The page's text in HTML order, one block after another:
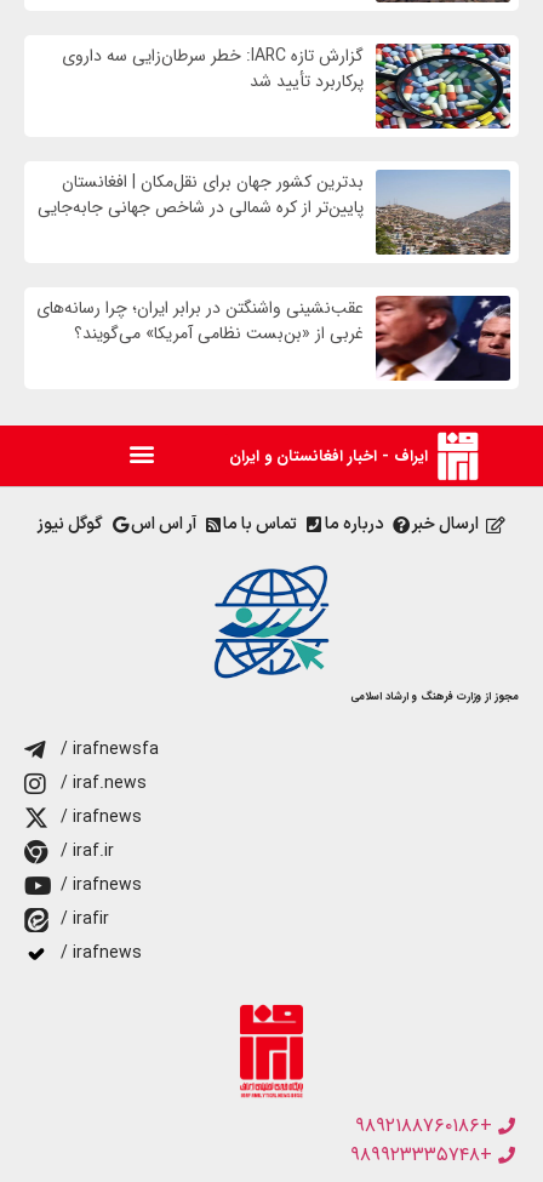
گزارش تازه IARC: خطر سرطان‌زایی سه داروی
پرکاربرد تأیید شد
بدترین کشور جهان برای نقل‌مکان | افغانستان
پایین‌تر از کره شمالی در شاخص جهانی جابه‌جایی
عقب‌نشینی واشنگتن در برابر ایران؛ چرا رسانه‌های
غربی از «بن‌بست نظامی آمریکا» می‌گویند؟
ایراف - اخبار افغانستان و ایران
ارسال خبر درباره ما تماس با ما آر اس اس گوگل نیوز
مجوز از وزارت فرهنگ و ارشاد اسلامی
/ irafnewsfa
/ iraf.news
/ irafnews
/ iraf.ir
/ irafnews
/ irafir
/ irafnews
+۹۸۹۲۱۸۸۷۶۰۱۸۶
+۹۸۹۹۲۳۳۳۵۷۴۸